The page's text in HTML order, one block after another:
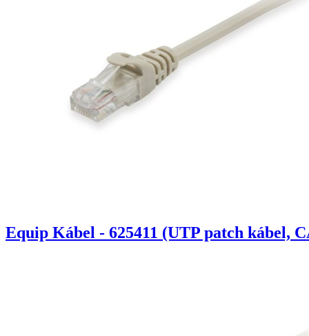
Equip Kábel - 625411 (UTP patch kábel,